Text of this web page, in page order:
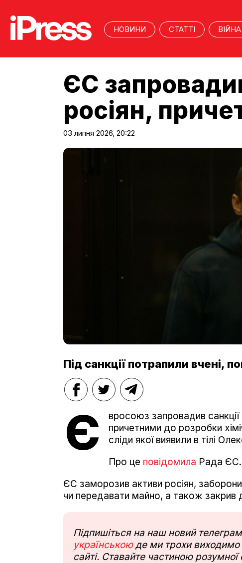
НОВИНИ СТАТТІ ВІЙНА
ЄС
росіян,
03 липня 2026, 20:22
Під санкції потрапили вчені,
Є
вросоюз запровадив
причетними до розробки
сліди якої виявили в тілі
Про це повідомила Рада ЄС.
ЄС заморозив активи росіян,
чи передавати майно, а також закрив
Підпишіться на наш новий
українськоюде ми трохи виходимо
сайті. Ставайте частиною розумної